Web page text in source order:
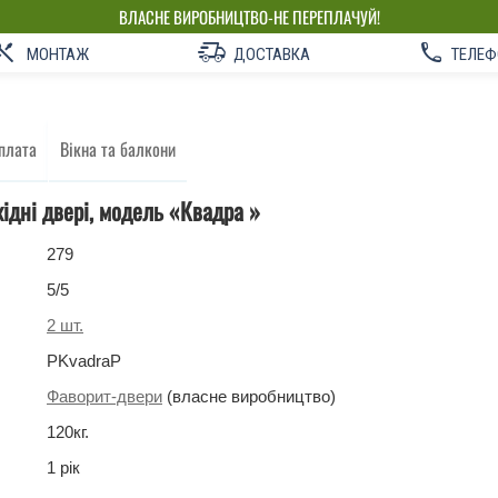
ВЛАСНЕ ВИРОБНИЦТВО-НЕ ПЕРЕПЛАЧУЙ!
МОНТАЖ ДОСТАВКА
Вікна та балкони
двері, модель «Квадра »
279
5/5
2 шт.
PKvadraP
Фаворит-двери (власне виробництво)
120кг.
1 рік